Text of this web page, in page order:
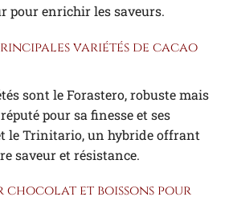
pour enrichir les saveurs.
variétés de cacao
sont le Forastero, robuste mais
pour sa finesse et ses
le Trinitario, un hybride offrant
saveur et résistance.
chocolat et boissons pour